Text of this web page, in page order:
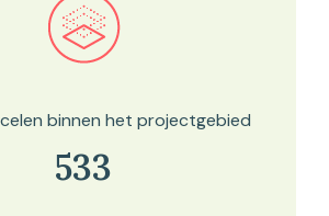
in onze kaartviewer
binnen het projectgebied
533